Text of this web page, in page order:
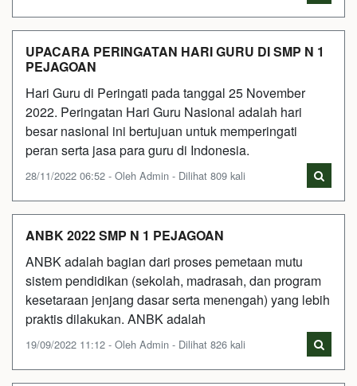
UPACARA PERINGATAN HARI GURU DI SMP N 1
PEJAGOAN
Hari Guru di Peringati pada tanggal 25 November
2022. Peringatan Hari Guru Nasional adalah hari
besar nasional ini bertujuan untuk memperingati
peran serta jasa para guru di Indonesia.
28/11/2022 06:52 - Oleh Admin - Dilihat 809 kali
ANBK 2022 SMP N 1 PEJAGOAN
ANBK adalah bagian dari proses pemetaan mutu
sistem pendidikan (sekolah, madrasah, dan program
kesetaraan jenjang dasar serta menengah) yang lebih
praktis dilakukan. ANBK adalah
19/09/2022 11:12 - Oleh Admin - Dilihat 826 kali